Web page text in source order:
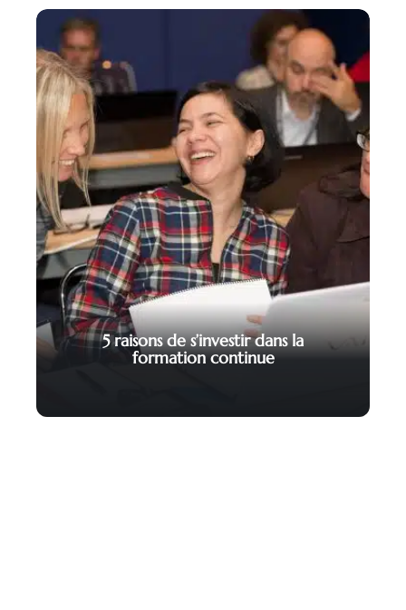
5 raisons de s’investir dans la
formation continue